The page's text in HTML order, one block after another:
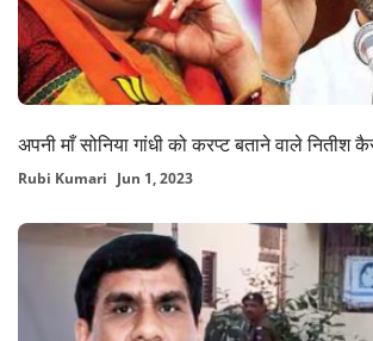
अपनी माँ सोनिया गांधी को करप्ट बताने वाले नितीश
Rubi Kumari Jun 1, 2023